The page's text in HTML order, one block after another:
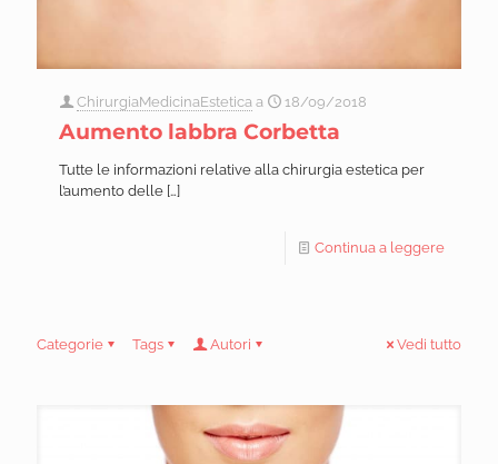
ChirurgiaMedicinaEstetica a 18/09/2018
Aumento labbra Corbetta
Tutte le informazioni relative alla chirurgia estetica per
l’aumento delle […]
Continua a leggere
Categorie Tags Autori Vedi tutto